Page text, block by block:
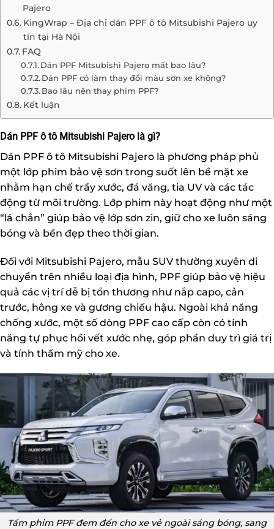
Pajero
KingWrap – Địa chỉ dán PPF ô tô Mitsubishi Pajero uy
tín tại Hà Nội
FAQ
Dán PPF Mitsubishi Pajero mất bao lâu?
Dán PPF có làm thay đổi màu sơn xe không?
Bao lâu nên thay phim PPF?
Kết luận
Dán PPF ô tô Mitsubishi Pajero là gì?
Dán PPF ô tô Mitsubishi Pajero là phương pháp phủ
một lớp phim bảo vệ sơn trong suốt lên bề mặt xe
nhằm hạn chế trầy xước, đá văng, tia UV và các tác
động từ môi trường. Lớp phim này hoạt động như một
“lá chắn” giúp bảo vệ lớp sơn zin, giữ cho xe luôn sáng
bóng và bền đẹp theo thời gian.
Đối với Mitsubishi Pajero, mẫu SUV thường xuyên di
chuyển trên nhiều loại địa hình, PPF giúp bảo vệ hiệu
quả các vị trí dễ bị tổn thương như nắp capo, cản
trước, hông xe và gương chiếu hậu. Ngoài khả năng
chống xước, một số dòng PPF cao cấp còn có tính
năng tự phục hồi vết xước nhẹ, góp phần duy trì giá trị
và tính thẩm mỹ cho xe.
Tấm phim PPF đem đến cho xe vẻ ngoài sáng bóng, sang